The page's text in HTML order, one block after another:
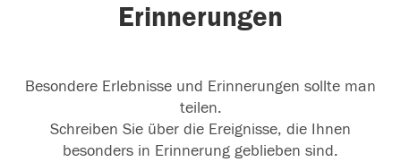
Erinnerungen
Besondere Erlebnisse und Erinnerungen sollte man
teilen.
Schreiben Sie über die Ereignisse, die Ihnen
besonders in Erinnerung geblieben sind.